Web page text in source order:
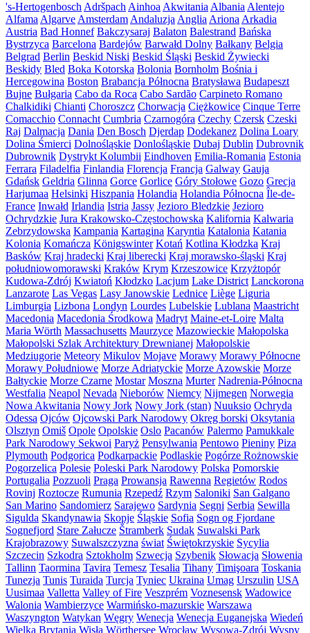
's-Hertogenbosch Adršpach Ainhoa Akwitania Albania Alentejo
Alfama Algarve Amsterdam Andaluzja Anglia Ariona Arkadia
Austria Bad Honnef Bakczysaraj Balaton Balestrand Bańska
Bystrzyca Barcelona Bardejów Barwałd Dolny Bałkany Belgia
Belgrad Berlin Beskid Niski Beskid Śląski Beskid Żywiecki
Beskidy Bled Boka Kotorska Bolonia Bornholm Bośnia i
Hercegowina Boston Brabancja Północna Bratysława Budapeszt
Bujne Bułgaria Cabo da Roca Cabo Sardão Carpineto Romano
Chalkidiki Chianti Choroszcz Chorwacja Ciężkowice Cinque Terre
Comacchio Connacht Cumbria Czarnogóra Czechy Czersk Czeski
Raj Dalmacja Dania Den Bosch Djerdap Dodekanez Dolina Loary
Dolina Śmierci Dolnośląskie Donlośląskie Dubaj Dublin Dubrovnik
Dubrownik Dystrykt Kolumbii Eindhoven Emilia-Romania Estonia
Ferrara Filadelfia Finlandia Florencja Francja Galway Gauja
Gdańsk Geldria Glinna Gorce Gorlice Góry Stołowe Gozo Grecja
Harjumaa Helsinki Hiszpania Holandia Holandia Północna Île-de-
France Inwałd Irlandia Istria Jassy Jezioro Bledzkie Jezioro
Ochrydzkie Jura Krakowsko-Częstochowska Kalifornia Kalwaria
Zebrzydowska Kampania Kartagina Karyntia Katalonia Katania
Kolonia Komańcza Königswinter Kotań Kotlina Kłodzka Kraj
Basków Kraj hradecki Kraj liberecki Kraj morawsko-śląski Kraj
południowomorawski Kraków Krym Krzeszowice Krzyżtopór
Kudowa-Zdrój Kwiatoń Kłodzko Lacjum Lake District Lanckorona
Lanzarote Las Vegas Lasy Janowskie Lednice Liège Liguria
Limburgia Lizbona Londyn Lourdes Lubelskie Lublana Maastricht
Macedonia Macedonia Środkowa Madryt Maine-et-Loire Malta
Maria Wörth Massachusetts Maurzyce Mazowieckie Małopolska
Małopolski Szlak Architektury Drewnianej Małopolskie
Medziugorie Meteory Mikulov Mojave Morawy Morawy Północne
Morawy Południowe Morze Adriatyckie Morze Azowskie Morze
Bałtyckie Morze Czarne Mostar Moszna Murter Nadrenia-Północna
Westfalia Neapol Nevada Nieborów Niemcy Nijmegen Norwegia
Nowa Akwitania Nowy Jork Nowy Jork (stan) Nuuksio Ochryda
Odessa Ojców Ojcowski Park Narodowy Okręg borski Oksytania
Olsztyn Omiš Opole Opolskie Oslo Pacanów Palermo Pamukkale
Park Narodowy Sekwoi Paryż Pensylwania Pentowo Pieniny Piza
Plymouth Podgorica Podkarpackie Podlaskie Pogórze Rożnowskie
Pogorzelica Polesie Poleski Park Narodowy Polska Pomorskie
Portugalia Pozzuoli Praga Prowansja Rawenna Regietów Rodos
Rovinj Roztocze Rumunia Rzepedź Rzym Saloniki San Galgano
San Marino Sandomierz Sarajewo Sardynia Segni Serbia Sewilla
Sigulda Skandynawia Skopje Śląskie Sofia Sogn og Fjordane
Sognefjord Stare Załucze Štramberk Sudak Suwalski Park
Krajobrazowy Suwalszczyzna świat Świętokrzyskie Sycylia
Szczecin Szkodra Sztokholm Szwecja Szybenik Słowacja Słowenia
Tallinn Taormina Tavira Temesz Tesalia Tihany Timişoara Toskania
Tunezja Tunis Turaida Turcja Tyniec Ukraina Umag Urszulin USA
Uusimaa Valletta Valley of Fire Veszprém Voznesensk Wadowice
Walonia Wambierzyce Warmińsko-mazurskie Warszawa
Waszyngton Watykan Węgry Wenecja Wenecja Euganejska Wiedeń
Wielka Brytania Wisła Wörthersee Wrocław Wysowa-Zdrój Wyspy